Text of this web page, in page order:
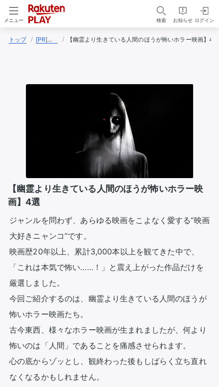
メニュー 検索 お知らせ ログイン
トップ [PR]ニャンコ【映画インフルエンサー】 【幽霊より生きている人間のほうが怖いホラー映画】4選
【幽霊より生きている人間のほうが怖いホラー映
画】4選
ジャンルを問わず、あらゆる映画をこよなく愛する“映画
大好きニャンコ”です。
映画歴20年以上、累計3,000本以上を観てきた中で、
「これは本気で怖い……！」と震え上がった作品だけを
厳選しました。
今回ご紹介するのは、幽霊より生きている人間のほうが
怖いホラー映画たち。
古今東西、様々なホラー映画が生まれましたが、何より
怖いのは「人間」であることを痛感させられます。
心の底からゾッとし、観終わった後もしばらく立ち直れ
なくなるかもしれません。